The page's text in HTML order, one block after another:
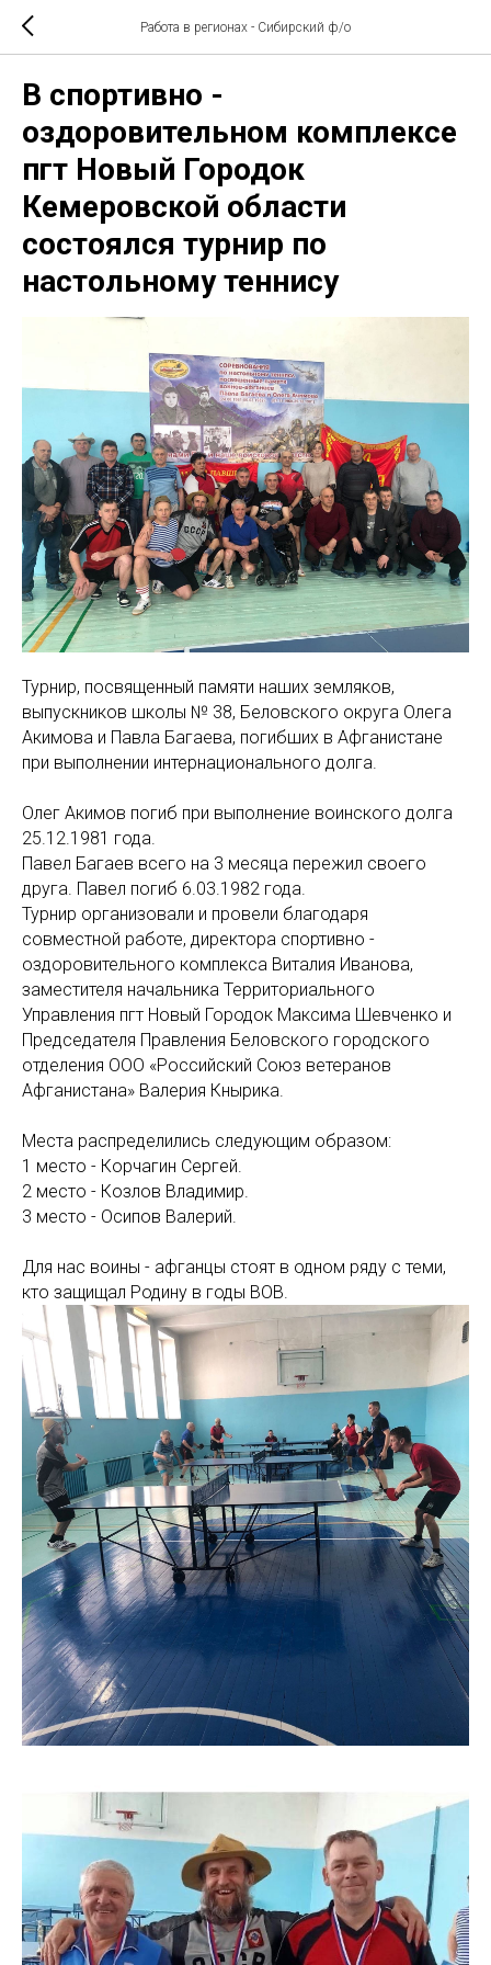
Работа в регионах - Сибирский ф/о
В спортивно -
оздоровительном комплексе
пгт Новый Городок
Кемеровской области
состоялся турнир по
настольному теннису
Турнир, посвященный памяти наших земляков,
выпускников школы № 38, Беловского округа Олега
Акимова и Павла Багаева, погибших в Афганистане
при выполнении интернационального долга.
Олег Акимов погиб при выполнение воинского долга
25.12.1981 года.
Павел Багаев всего на 3 месяца пережил своего
друга. Павел погиб 6.03.1982 года.
Турнир организовали и провели благодаря
совместной работе, директора спортивно -
оздоровительного комплекса Виталия Иванова,
заместителя начальника Территориального
Управления пгт Новый Городок Максима Шевченко и
Председателя Правления Беловского городского
отделения ООО «Российский Союз ветеранов
Афганистана» Валерия Кнырика.
Места распределились следующим образом:
1 место - Корчагин Сергей.
2 место - Козлов Владимир.
3 место - Осипов Валерий.
Для нас воины - афганцы стоят в одном ряду с теми,
кто защищал Родину в годы ВОВ.